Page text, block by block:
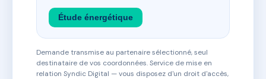
Étude énergétique
Demande transmise au partenaire sélectionné, seul
destinataire de vos coordonnées. Service de mise en
relation Syndic Digital — vous disposez d'un droit d'accès,